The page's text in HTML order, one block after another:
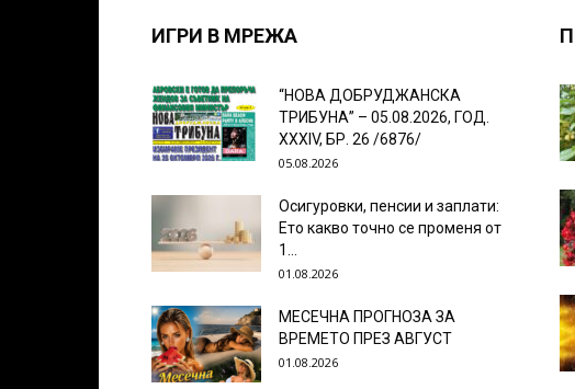
ИГРИ В МРЕЖА
“НОВА ДОБРУДЖАНСКА
ТРИБУНА” – 05.08.2026, ГОД.
XXХIV, БР. 26 /6876/
05.08.2026
Осигуровки, пенсии и заплати:
Ето какво точно се променя от
1...
01.08.2026
МЕСЕЧНА ПРОГНОЗА ЗА
ВРЕМЕТО ПРЕЗ АВГУСТ
01.08.2026